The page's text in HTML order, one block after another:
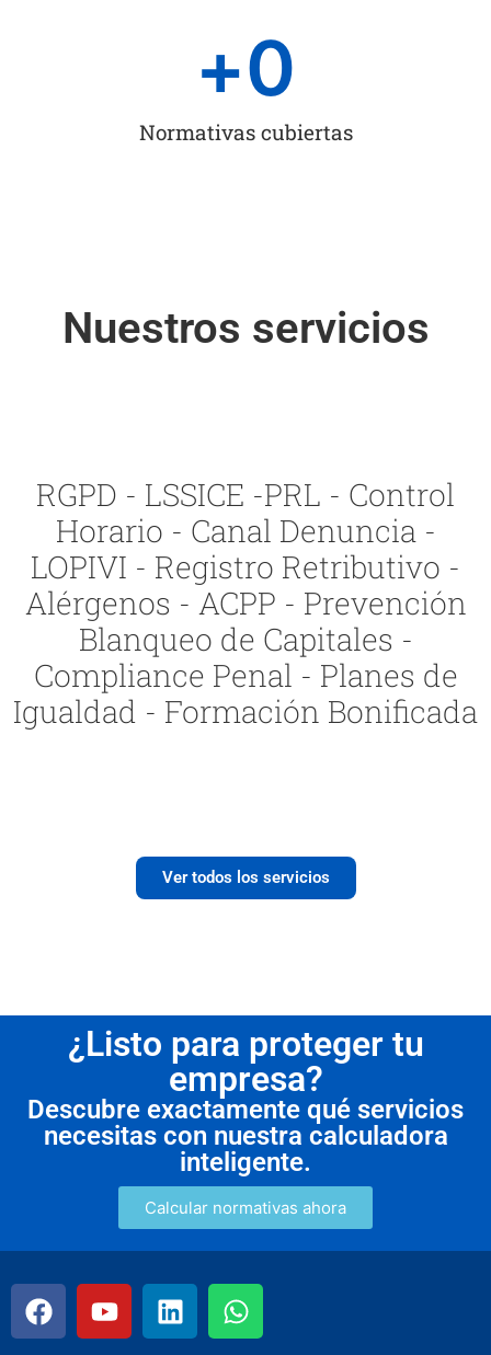
Normativas cubiertas
+0
Nuestros servicios
RGPD - LSSICE -PRL - Control
Horario - Canal Denuncia -
LOPIVI - Registro Retributivo -
Alérgenos - ACPP - Prevención
Blanqueo de Capitales -
Compliance Penal - Planes de
Igualdad - Formación Bonificada
Ver todos los servicios
¿Listo para proteger tu
empresa?
Descubre exactamente qué servicios
necesitas con nuestra calculadora
inteligente.
Calcular normativas ahora